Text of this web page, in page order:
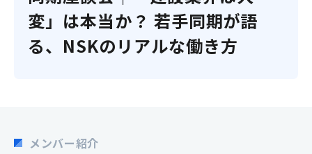
変」は本当か？ 若手同期が語
る、NSKのリアルな働き方
メンバー紹介